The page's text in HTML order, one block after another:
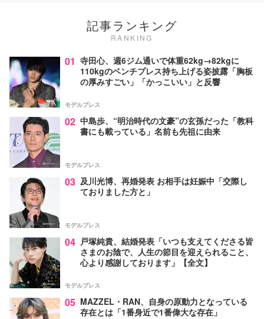
記事ランキング
RANKING
01 寺田心、週6ジム通いで体重62kg→82kgに
110kgのベンチプレス持ち上げる姿披露「胸板
の厚みすごい」「かっこいい」と反響
モデルプレス
02 中島歩、“明治時代の文豪”の玄孫だった「教科
書にも載っている」名前も先祖に由来
モデルプレス
03 及川光博、再婚発表 お相手は妊娠中「交際し
ておりました方と」
モデルプレス
04 戸塚純貴、結婚発表「いつも支えてくださる皆
さまのお陰で、人生の節目を迎えられること、
心より感謝しております」【全文】
モデルプレス
05 MAZZEL・RAN、自身の原動力となっている
存在とは「1番身近で1番偉大な存在」